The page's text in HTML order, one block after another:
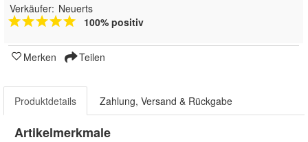
Verkäufer: Neuerts
100% positiv
Merken Teilen
Produktdetails Zahlung, Versand & Rückgabe
Artikelmerkmale